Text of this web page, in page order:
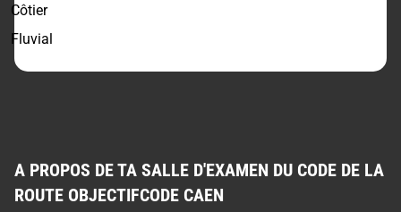
Côtier
Fluvial
A PROPOS DE TA SALLE D'EXAMEN DU CODE DE LA
ROUTE OBJECTIFCODE CAEN